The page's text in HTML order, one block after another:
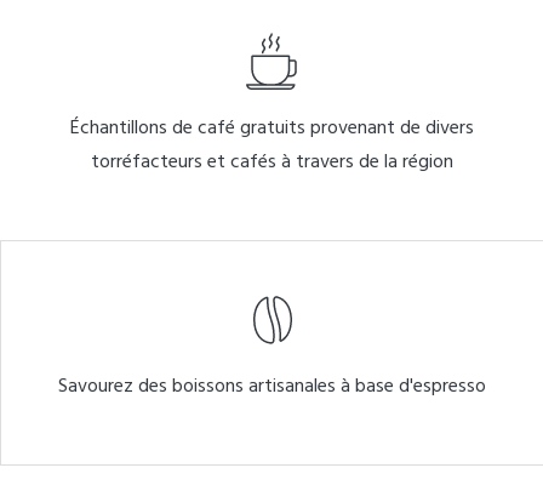
Échantillons de café gratuits provenant de divers
torréfacteurs et cafés à travers de la région
Savourez des boissons artisanales à base d'espresso